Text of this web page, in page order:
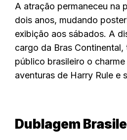
A atração permaneceu na
dois anos, mudando
exibição aos sábados. A
cargo da Bras Continental,
público brasileiro o
aventuras de Harry Rule e
Dublagem